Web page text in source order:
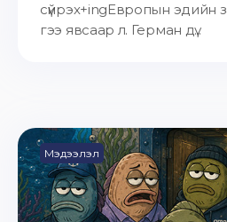
сүйрэх+ingЕвропын эдийн
гээ явсаар л. Герман дү...
Мэдээлэл